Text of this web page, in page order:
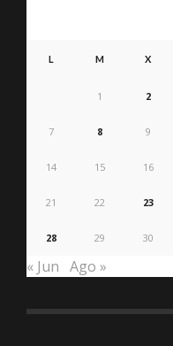
L M X
1 2
7 8 9
14 15 16
21 22 23
28 29 30
« Jun Ago »